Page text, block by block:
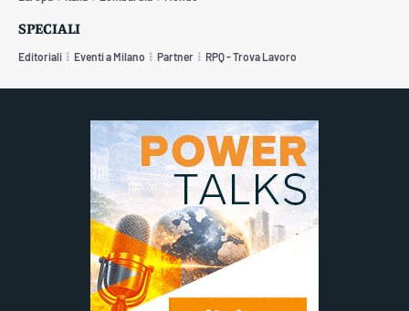
SPECIALI
Editoriali Eventi a Milano Partner RPQ - Trova Lavoro